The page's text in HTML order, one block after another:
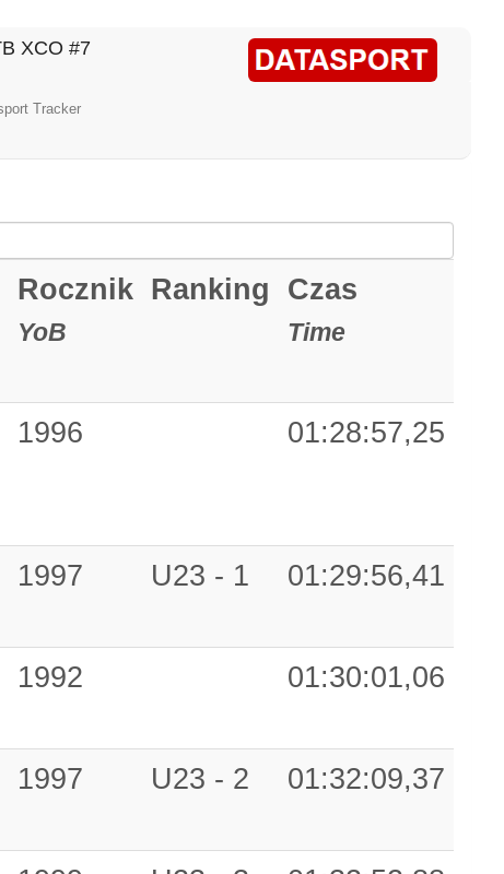
XCO #7
Tracker
Rocznik
YoB
Ranking Czas
Time
1996 01:28:57,25
1997 U23 - 1 01:29:56,41
1992 01:30:01,06
1997 U23 - 2 01:32:09,37